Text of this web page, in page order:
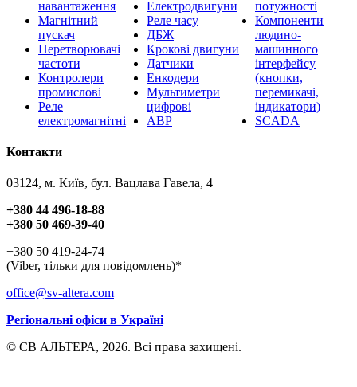
навантаження
Магнітний
пускач
Перетворювачі
частоти
Контролери
промислові
Реле
електромагнітні
Електродвигуни
Реле часу
ДБЖ
Крокові двигуни
Датчики
Енкодери
Мультиметри
цифрові
АВР
потужності
Компоненти
людино-
машинного
інтерфейсу
(кнопки,
перемикачі,
індикатори)
SCADA
Контакти
03124, м. Київ, бул. Вацлава Гавела, 4
+380 44 496-18-88
+380 50 469-39-40
+380 50 419-24-74
(Viber, тільки для повідомлень)*
office@sv-altera.com
Регіональні офіси в Україні
© СВ АЛЬТЕРА, 2026. Всі права захищені.